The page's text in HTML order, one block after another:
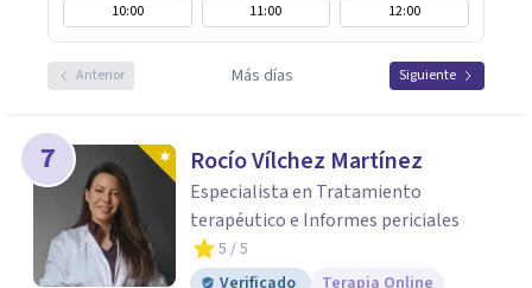
10:00
11:00 12:00
Anterior Más días Siguiente
7 Rocío Vílchez Martínez
Especialista en Tratamiento
terapéutico e Informes periciales
5 / 5
Verificado
Terapia Online